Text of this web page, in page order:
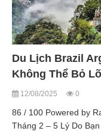
Du Lịch Brazil
Không Thể Bỏ
12/08/2025 0
86 / 100 Powered by
Tháng 2 – 5 Lý Do Bạn